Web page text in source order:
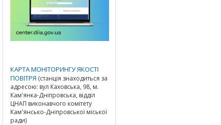
КАРТА МОНІТОРИНГУ ЯКОСТІ
ПОВІТРЯ (станція знаходиться за
адресою: вул Каховська, 98, м.
Кам'янка-Дніпровська, відділ
ЦНАП виконавчого комітету
Кам'янсько-Дніпровської міської
ради)